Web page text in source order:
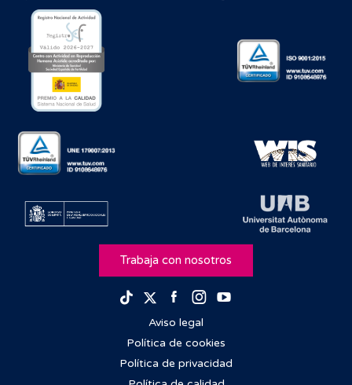
Trabaja con nosotros
TikTokTwitterFacebook
Instagram
Aviso legal
Política de cookies
Política de privacidad